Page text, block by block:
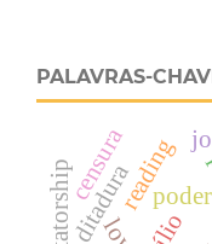
PALAVRAS-
poder
reading
ditadura
dictatorshipcensura